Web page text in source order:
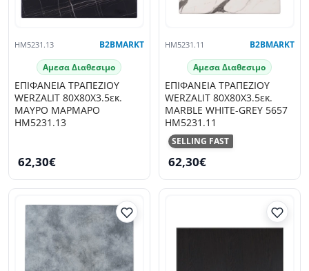
HM5231.13 B2BMARKT
Αμεσα Διαθεσιμο
ΕΠΙΦΑΝΕΙΑ ΤΡΑΠΕΖΙΟΥ
WERZALIT 80Χ80Χ3.5εκ.
ΜΑΥΡΟ ΜΑΡΜΑΡΟ
HM5231.13
62,30€
SELLING FAST
HM5231.11 B2BMARKT
Αμεσα Διαθεσιμο
ΕΠΙΦΑΝΕΙΑ ΤΡΑΠΕΖΙΟΥ
WERZALIT 80Χ80Χ3.5εκ.
MARBLE WHITE-GREY 5657
HM5231.11
62,30€